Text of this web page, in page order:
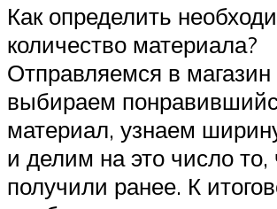
Как определить
количество материала?
Отправляемся в магазин
выбираем
материал, узнаем
и делим на это число то,
получили ранее. К